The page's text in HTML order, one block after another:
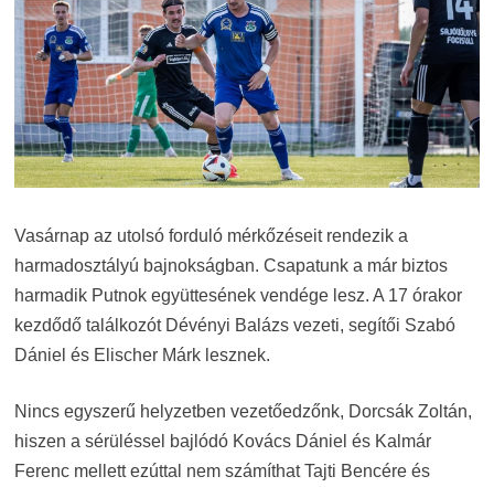
Vasárnap az utolsó forduló mérkőzéseit rendezik a
harmadosztályú bajnokságban. Csapatunk a már biztos
harmadik Putnok együttesének vendége lesz. A 17 órakor
kezdődő találkozót Dévényi Balázs vezeti, segítői Szabó
Dániel és Elischer Márk lesznek.
Nincs egyszerű helyzetben vezetőedzőnk, Dorcsák Zoltán,
hiszen a sérüléssel bajlódó Kovács Dániel és Kalmár
Ferenc mellett ezúttal nem számíthat Tajti Bencére és